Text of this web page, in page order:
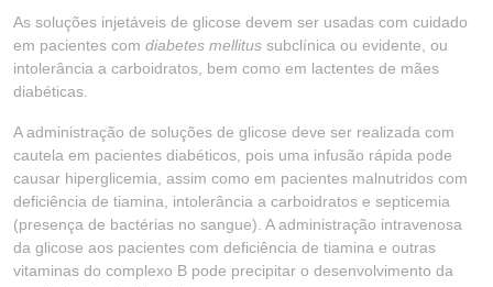
As soluções injetáveis de glicose devem ser usadas com cuidado
em pacientes com diabetes mellitus subclínica ou evidente, ou
intolerância a carboidratos, bem como em lactentes de mães
diabéticas.
A administração de soluções de glicose deve ser realizada com
cautela em pacientes diabéticos, pois uma infusão rápida pode
causar hiperglicemia, assim como em pacientes malnutridos com
deficiência de tiamina, intolerância a carboidratos e septicemia
(presença de bactérias no sangue). A administração intravenosa
da glicose aos pacientes com deficiência de tiamina e outras
vitaminas do complexo B pode precipitar o desenvolvimento da